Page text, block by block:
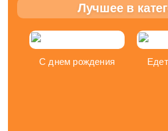
Лучшее в
С днем рождения